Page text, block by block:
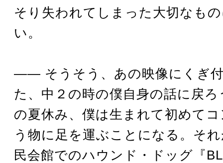
そり失われてしまった大切なも
い。
―― そうそう、あの映像にくぎ
た、中２の時の僕自身の話に戻ろ
の夏休み、僕は生まれて初めて
う物に足を運ぶことになる。そ
民会館でのハウンド・ドッグ『